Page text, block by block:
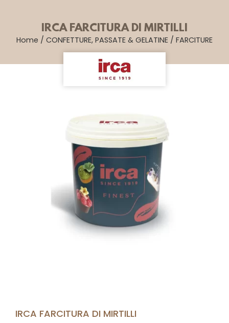
IRCA FARCITURA DI MIRTILLI
Home / CONFETTURE, PASSATE & GELATINE / FARCITURE
IRCA FARCITURA DI MIRTILLI